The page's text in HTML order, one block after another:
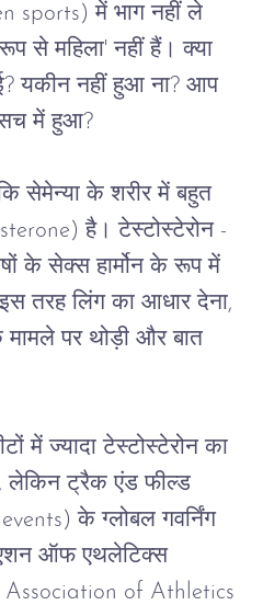
sports) में भाग नहीं ले
रूप से महिला' नहीं हैं। क्या
? यकीन नहीं हुआ ना? आप
में हुआ?
सेमेन्या के शरीर में बहुत
है। टेस्टोस्टेरोन -
के सेक्स हार्मोन के रूप में
इस तरह लिंग का आधार देना,
मामले पर थोड़ी और बात
में ज्यादा टेस्टोस्टेरोन का
लेकिन ट्रैक एंड फील्ड
के ग्लोबल गवर्निंग
ऑफ एथलेटिक्स
of Athletics